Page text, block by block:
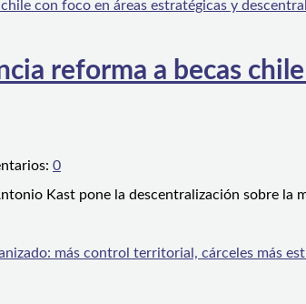
reforma a becas
0
Kast pone la descentralización sobre la